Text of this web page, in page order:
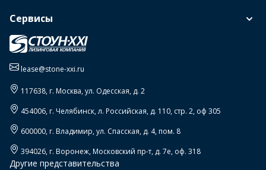
Сервисы
lease@stone-xxi.ru
117638, г. Москва,ул. Одесская, д. 2
454006, г. Челябинск,л. Российская, д. 110, стр. 2, оф 305
600000, г. Владимир,ул. Спасская, д. 4, пом. 8
394026, г. Воронеж,Московский пр-т, д. 7е, оф. 318
Другие представительства